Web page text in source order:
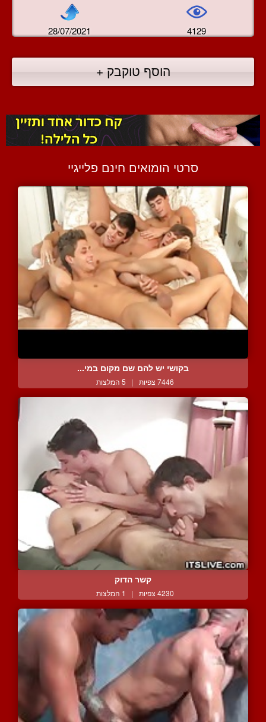
28/07/2021 4129
הוסף טוקבק +
סרטי הומואים חינם פלייגיי
בקושי יש להם שם מקום במי...
7446 צפיות | 5 המלצות
קשר הדוק
4230 צפיות | 1 המלצות